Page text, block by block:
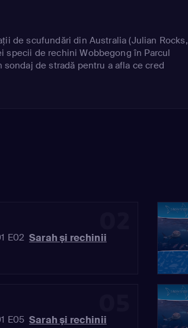
de scufundări din Australia (Julian Rocks,
specii de rechini Wobbegong în Parcul
sondaj de stradă pentru a afla ce cred
E02 Sarah şi rechinii
E05 Sarah şi rechinii